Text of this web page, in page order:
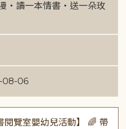
・讀一本情書・送一朵玫
08-06
閱覽室嬰幼兒活動】 🌈 帶